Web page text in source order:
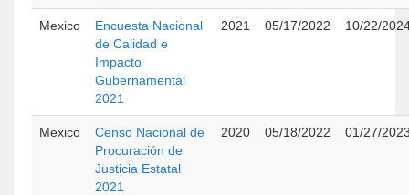
Mexico
Encuesta Nacional
de Calidad e
Impacto
Gubernamental
2021
2021 05/17/2022 10/22/
Mexico
Censo Nacional de
Procuración de
Justicia Estatal
2021
2020 05/18/2022 01/27/